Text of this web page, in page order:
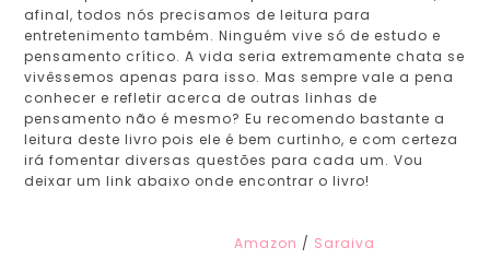
afinal, todos nós precisamos de leitura para
entretenimento também. Ninguém vive só de estudo e
pensamento crítico. A vida seria extremamente chata se
vivêssemos apenas para isso. Mas sempre vale a pena
conhecer e refletir acerca de outras linhas de
pensamento não é mesmo? Eu recomendo bastante a
leitura deste livro pois ele é bem curtinho, e com certeza
irá fomentar diversas questões para cada um. Vou
deixar um link abaixo onde encontrar o livro!
Amazon / Saraiva